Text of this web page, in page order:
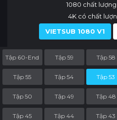
1080 chất
4K có chất
VIETSUB 1080 V1
Tập 60-End Tập 59 Tập 58
Tập 55 Tập 54 Tập 53
Tập 50 Tập 49 Tập 48
Tập 45 Tập 44 Tập 43